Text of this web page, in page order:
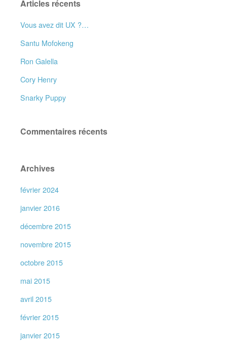
Articles récents
Vous avez dit UX ?…
Santu Mofokeng
Ron Galella
Cory Henry
Snarky Puppy
Commentaires récents
Archives
février 2024
janvier 2016
décembre 2015
novembre 2015
octobre 2015
mai 2015
avril 2015
février 2015
janvier 2015